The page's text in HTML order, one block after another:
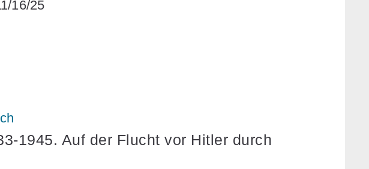
16/25
1945. Auf der Flucht vor Hitler durch